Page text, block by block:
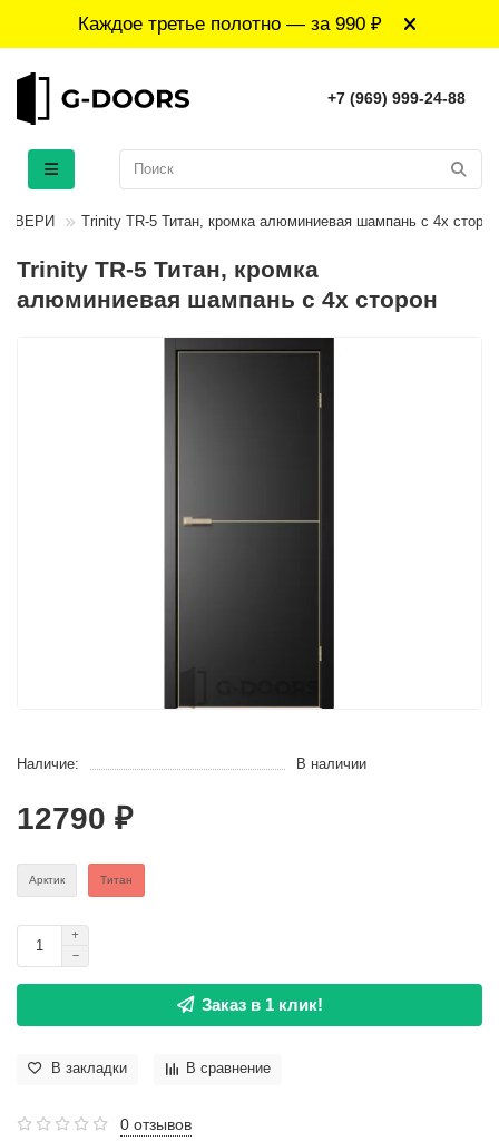
Каждое третье полотно — за 990 ₽
+7 (969) 999-24-88
Trinity TR-5 Титан, кромка алюминиевая шампань с 4х сторон
Trinity TR-5 Титан, кромка
алюминиевая шампань с 4х сторон
Наличие: В наличии
12790 ₽
Арктик Титан
Заказ в 1 клик!
В закладки В сравнение
0 отзывов